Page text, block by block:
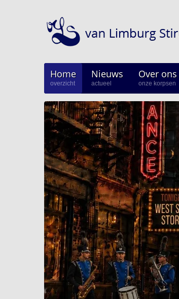
Home
overzicht
Nieuws
actueel
Berichten
Optredens
Over ons
onze korpsen
vLS
vLS
vLS
MusicKidz
Jong van
van
vLS Fanfare
Lid worden
Sponsoren